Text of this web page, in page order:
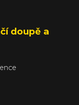
doupě a